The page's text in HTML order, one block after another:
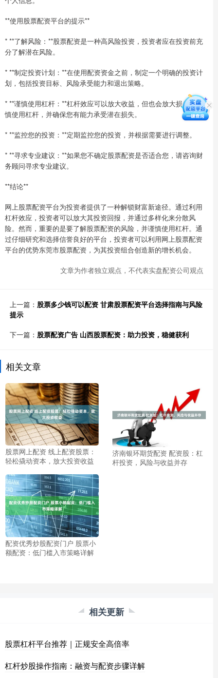
**使用股票配资平台的提示**
* **了解风险：**股票配资是一种高风险投资，投资者应在投资前充
分了解潜在风险。
* **制定投资计划：**在使用配资资金之前，制定一个明确的投资计
划，包括投资目标、风险承受能力和退出策略。
* **谨慎使用杠杆：**杠杆效应可以放大收益，但也会放大损失。谨
慎使用杠杆，并确保您有能力承受潜在损失。
* **监控您的投资：**定期监控您的投资，并根据需要进行调整。
* **寻求专业建议：**如果您不确定股票配资是否适合您，请咨询财
务顾问寻求专业建议。
**结论**
网上股票配资平台为投资者提供了一种解锁财富新途径。通过利用
杠杆效应，投资者可以放大其投资回报，并通过多样化来分散风
险。然而，重要的是要了解股票配资的风险，并谨慎使用杠杆。通
过仔细研究和选择信誉良好的平台，投资者可以利用网上股票配资
平台的优势东莞市股票配资，为其投资组合创造新的增长机会。
文章为作者独立观点，不代表实盘配资公司观点
上一篇： 股票多少钱可以配资 甘肃股票配资平台选择指南与风险
提示
下一篇： 股票配资广告 山西股票配资：助力投资，稳健获利
相关文章
股票网上配资 线上配资股票：
轻松撬动资本，放大投资收益
济南银环期货配资 配资股：杠
杆投资，风险与收益并存
配资优秀炒股配资门户 股票小
额配资：低门槛入市策略详解
相关更新
股票杠杆平台推荐｜正规安全高倍率
杠杆炒股操作指南：融资与配资步骤详解